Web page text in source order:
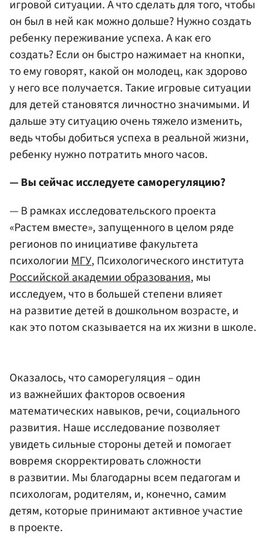
игровой ситуации. А что сделать для того, чтобы
он был в ней как можно дольше? Нужно создать
ребенку переживание успеха. А как его
создать? Если он быстро нажимает на кнопки,
то ему говорят, какой он молодец, как здорово
у него все получается. Такие игровые ситуации
для детей становятся личностно значимыми. И
дальше эту ситуацию очень тяжело изменить,
ведь чтобы добиться успеха в реальной жизни,
ребенку нужно потратить много часов.
— Вы сейчас исследуете саморегуляцию?
— В рамках исследовательского проекта
«Растем вместе», запущенного в целом ряде
регионов по инициативе факультета
психологии МГУ, Психологического института
Российской академии образования, мы
исследуем, что в большей степени влияет
на развитие детей в дошкольном возрасте, и
как это потом сказывается на их жизни в школе.
Оказалось, что саморегуляция – один
из важнейших факторов освоения
математических навыков, речи, социального
развития. Наше исследование позволяет
увидеть сильные стороны детей и помогает
вовремя скорректировать сложности
в развитии. Мы благодарны всем педагогам и
психологам, родителям, и, конечно, самим
детям, которые принимают активное участие
в проекте.